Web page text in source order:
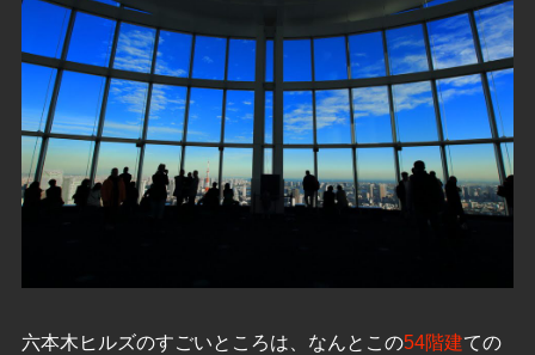
六本木ヒルズのすごいところは、なんとこの54階建ての